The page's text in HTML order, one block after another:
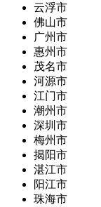
云浮市
佛山市
广州市
惠州市
茂名市
河源市
江门市
潮州市
深圳市
梅州市
揭阳市
湛江市
阳江市
珠海市